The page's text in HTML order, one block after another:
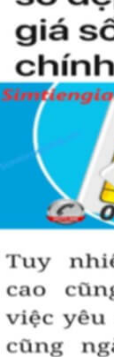
Sim Tiền Giang là
uy tín chất lượng.
Chọn mua sim số
một số phải vừa
hảo. Vậy phải làm
- Cách nhanh nhất
trang chủ của Sim
đầu trang chủ. Đây
lý do nên bạn có
Ngoài ra quý khách
khảo thêm Sim
Sinh..